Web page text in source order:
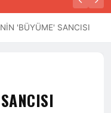
'BÜYÜME' SANCISI